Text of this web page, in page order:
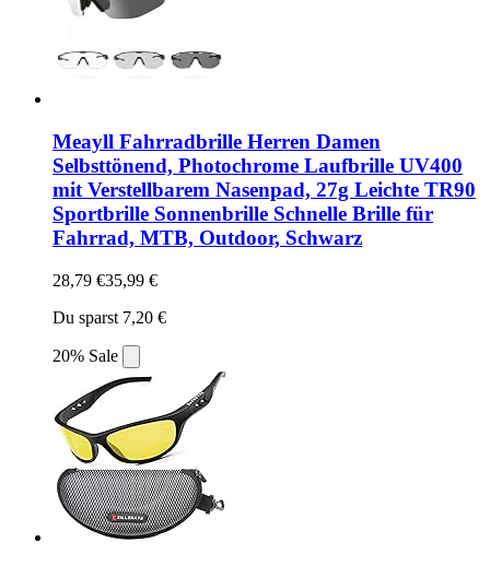
Meayll Fahrradbrille Herren Damen
Selbsttönend, Photochrome Laufbrille UV400
mit Verstellbarem Nasenpad, 27g Leichte TR90
Sportbrille Sonnenbrille Schnelle Brille für
Fahrrad, MTB, Outdoor, Schwarz
28,79 €35,99 €
Du sparst 7,20 €
20% Sale